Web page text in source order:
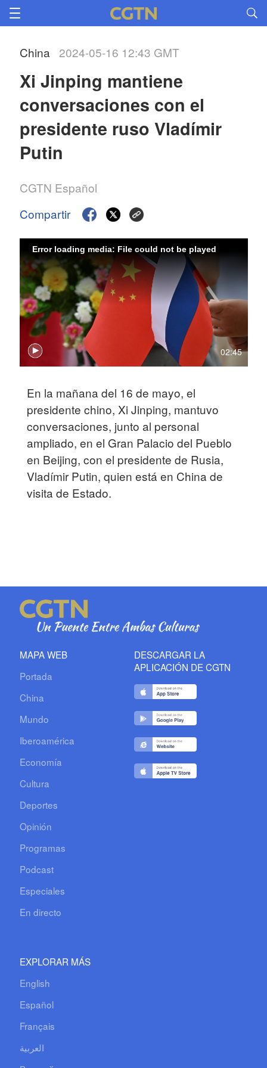
China 2024-05-16 12:43 GMT
Xi Jinping mantiene
conversaciones con el
presidente ruso Vladímir
Putin
CGTN Español
Compartir
02:45
Error loading media: File could not be played
En la mañana del 16 de mayo, el
presidente chino, Xi Jinping, mantuvo
conversaciones, junto al personal
ampliado, en el Gran Palacio del Pueblo
en Beijing, con el presidente de Rusia,
Vladímir Putin, quien está en China de
visita de Estado.
MAPA WEB
Portada
China
Mundo
Iberoamérica
Economía
Cultura
Deportes
Opinión
Programas
Podcast
Especiales
En directo
EXPLORAR MÁS
English
Español
Français
العربية
DESCARGAR LA
APLICACIÓN DE CGTN